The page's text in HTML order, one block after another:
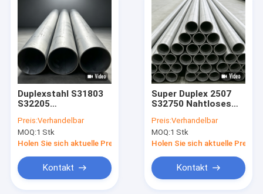
Duplexstahl S31803
S32205
nahtloses Rohr mit
Korrosionsschutz
ASME SA790
Preis:Verhandelbar
MOQ:1 Stk
Holen Sie sich aktuelle Preis
Kontakt
Super Duplex 2507
S32750 Nahtloses
Hochfest für Öl- und
Gasschifffahrt
Preis:Verhandelbar
MOQ:1 Stk
Holen Sie sich aktuelle Preis
Kontakt